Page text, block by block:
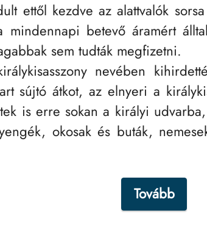
ettől kezdve az alattvalók
mindennapi betevő áramért
sem tudták megfizetni.
nevében
sújtó átkot, az elnyeri a
is erre sokan a királyi
okosak és buták,
Tovább